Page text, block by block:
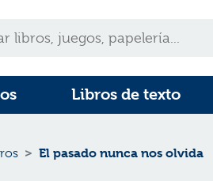
Libros de texto
El pasado nunca nos olvida